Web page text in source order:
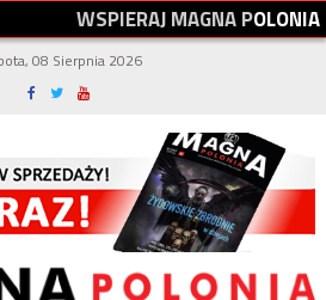
WSPIERAJMAGNAPOLONIA
08 Sierpnia 2026